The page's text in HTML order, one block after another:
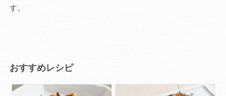
す。
おすすめレシピ